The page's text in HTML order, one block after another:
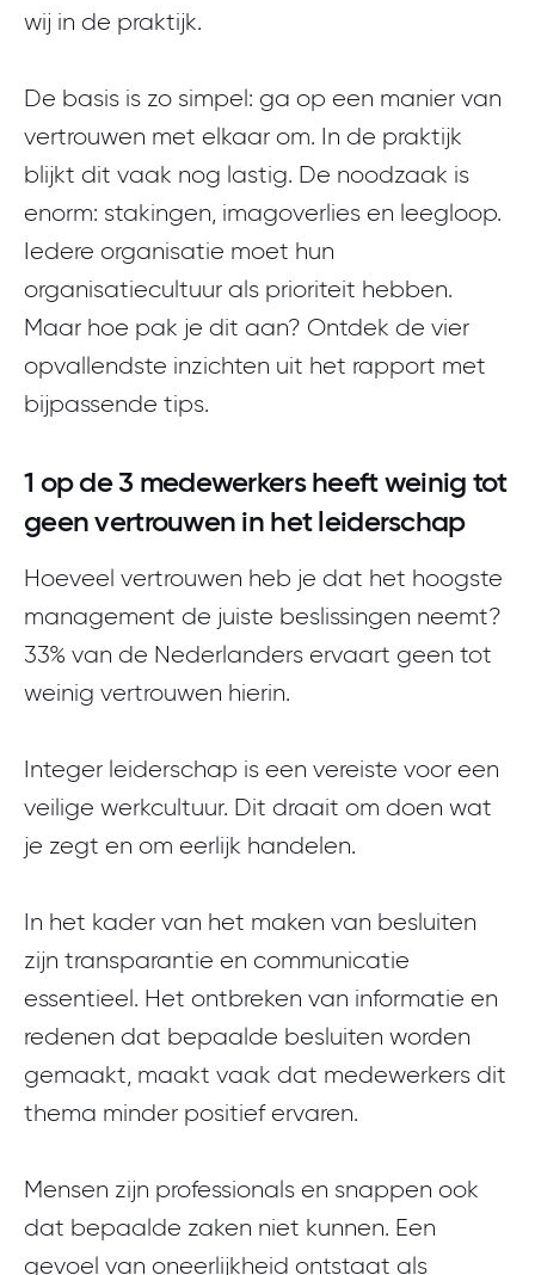
wij in de praktijk.
De basis is zo simpel: ga op een manier van
vertrouwen met elkaar om. In de praktijk
blijkt dit vaak nog lastig. De noodzaak is
enorm: stakingen, imagoverlies en leegloop.
Iedere organisatie moet hun
organisatiecultuur als prioriteit hebben.
Maar hoe pak je dit aan? Ontdek de vier
opvallendste inzichten uit het rapport met
bijpassende tips.
1 op de 3 medewerkers heeft weinig tot
geen vertrouwen in het leiderschap
Hoeveel vertrouwen heb je dat het hoogste
management de juiste beslissingen neemt?
33% van de Nederlanders ervaart geen tot
weinig vertrouwen hierin.
Integer leiderschap is een vereiste voor een
veilige werkcultuur. Dit draait om doen wat
je zegt en om eerlijk handelen.
In het kader van het maken van besluiten
zijn transparantie en communicatie
essentieel. Het ontbreken van informatie en
redenen dat bepaalde besluiten worden
gemaakt, maakt vaak dat medewerkers dit
thema minder positief ervaren.
Mensen zijn professionals en snappen ook
dat bepaalde zaken niet kunnen. Een
gevoel van oneerlijkheid ontstaat als